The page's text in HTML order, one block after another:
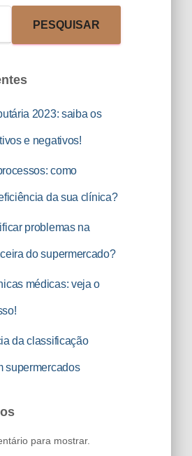
PESQUISAR
2023: saiba os
e negativos!
como
da sua clínica?
problemas na
do supermercado?
médicas: veja o
da classificação
supermercados
para mostrar.